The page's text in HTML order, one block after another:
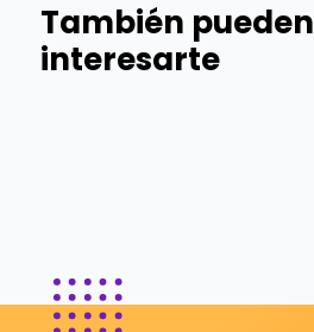
También pueden
interesarte